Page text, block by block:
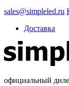
sales@simpleled.ru
Доставка
официальный